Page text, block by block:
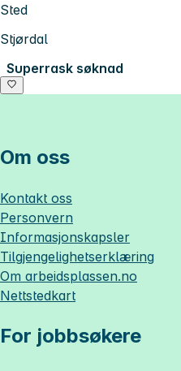
Sted
Stjørdal
Superrask søknad
Om oss
Kontakt oss
Personvern
Informasjonskapsler
Tilgjengelighetserklæring
Om arbeidsplassen.no
Nettstedkart
For jobbsøkere